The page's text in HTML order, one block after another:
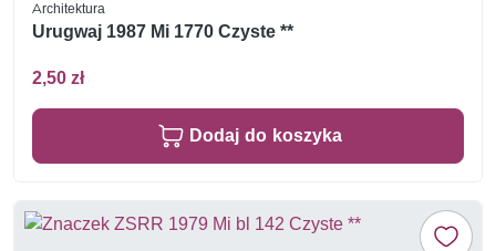
Architektura
Urugwaj 1987 Mi 1770 Czyste **
2,50 zł
Dodaj do koszyka